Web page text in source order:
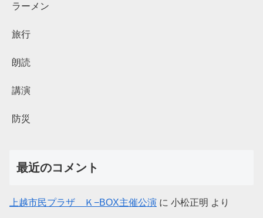
ラーメン
旅行
朗読
講演
防災
最近のコメント
上越市民プラザ Ｋ−BOX主催公演 に 小松正明 より